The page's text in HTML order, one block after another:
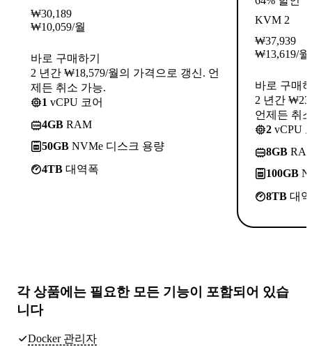
₩30,189
₩10,059/월
바로 구매하기
2 년간 ₩18,579/월의 가격으로 갱신. 언
제든 취소 가능.
1 vCPU 코어
4GB RAM
50GB NVMe 디스크 용량
4TB 대역폭
KVM 2
₩37,939
₩13,619/월
바로 구매
2 년간
언제든 취
2 vCPU
8GB
100GB
8TB 대
각 상품에는 필요한 모든 기능이 포함되어 있습
니다
Docker 관리자